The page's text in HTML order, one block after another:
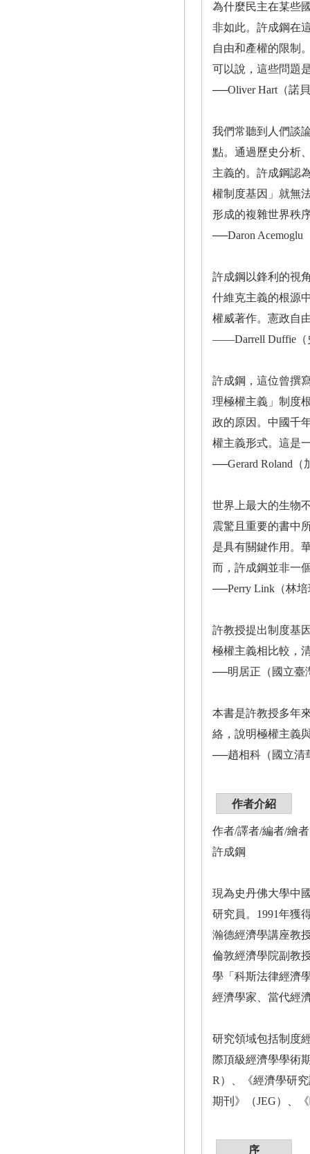
為什麼民主在某些
非如此。許成鋼在
自由和產權的限制
可以說，這些問題
──Oliver Hart（諾
我們常聽到人們談
點。通過歷史分析
主義的。許成鋼認
權制度基因」就無
形成的複雜世界秩
──Daron
許成鋼以鋒利的視
什維克主義的根源
權威著作。憲政自
——Darrell Duffie（
許成鋼，這位曾撰
理極權主義」制度
政的原因。中國千
權主義形式。這是
──Gerard Roland
世界上最大的生物
震驚且重要的書中
是具有關鍵作用。
而，許成鋼並非一
──Perry Link（林
許教授提出制度基
極權主義相比較，
──明居正（國立臺
本書是許教授多年
絡，說明極權主義
──趙相科（國立清
作者介紹
作者/譯者/編者/繪
許成鋼
現為史丹佛大學中
研究員。1991年獲
瀚德經濟學講座教
倫敦經濟學院副教
學「科斯法律經濟
經濟學家、當代經
研究領域包括制度
際頂級經濟學學術
R）、《經濟學研
期刊》（JEG）、
序